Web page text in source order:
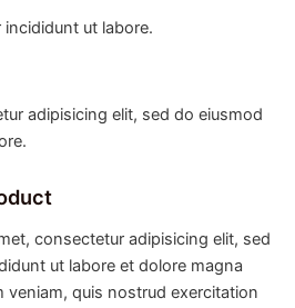
ut labore.
adipisicing elit, sed do eiusmod
consectetur adipisicing elit, sed
ut labore et dolore magna
veniam, quis nostrud exercitation